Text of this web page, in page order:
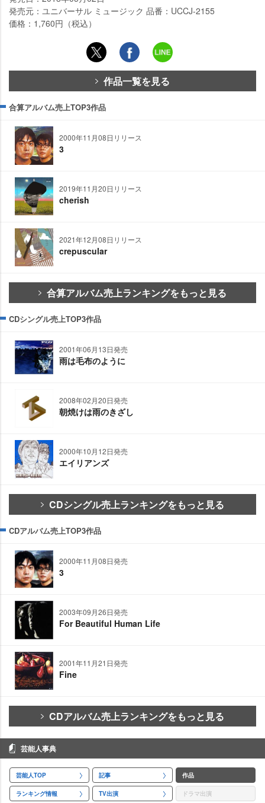
発売元：ユニバーサル ミュージック 品番：UCCJ-2155
価格：1,760円（税込）
作品一覧を見る
合算アルバム売上TOP3作品
2000年11月08日リリース
3
2019年11月20日リリース
cherish
2021年12月08日リリース
crepuscular
合算アルバム売上ランキングをもっと見る
CDシングル売上TOP3作品
2001年06月13日発売
雨は毛布のように
2008年02月20日発売
朝焼けは雨のきざし
2000年10月12日発売
エイリアンズ
CDシングル売上ランキングをもっと見る
CDアルバム売上TOP3作品
2000年11月08日発売
3
2003年09月26日発売
For Beautiful Human Life
2001年11月21日発売
Fine
CDアルバム売上ランキングをもっと見る
芸能人事典
芸能人TOP 記事 作品
ランキング情報 TV出演 ドラマ出演